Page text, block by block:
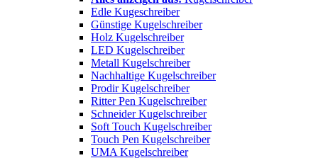
Edle Kugeschreiber
Günstige Kugelschreiber
Holz Kugelschreiber
LED Kugelschreiber
Metall Kugelschreiber
Nachhaltige Kugelschreiber
Prodir Kugelschreiber
Ritter Pen Kugelschreiber
Schneider Kugelschreiber
Soft Touch Kugelschreiber
Touch Pen Kugelschreiber
UMA Kugelschreiber